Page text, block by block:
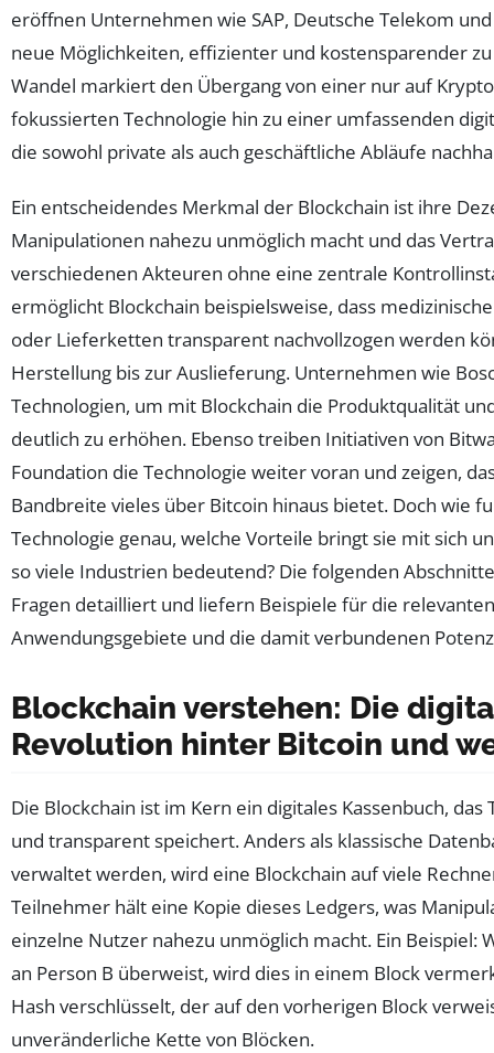
eröffnen Unternehmen wie SAP, Deutsche Telekom
neue Möglichkeiten, effizienter und kostensparender
Wandel markiert den Übergang von einer nur auf
fokussierten Technologie hin zu einer umfassenden
die sowohl private als auch geschäftliche Abläufe
Ein entscheidendes Merkmal der Blockchain ist ihre
Manipulationen nahezu unmöglich macht und das
verschiedenen Akteuren ohne eine zentrale
ermöglicht Blockchain beispielsweise, dass
oder Lieferketten transparent nachvollzogen werden
Herstellung bis zur Auslieferung. Unternehmen wie
Technologien, um mit Blockchain die Produktqualität
deutlich zu erhöhen. Ebenso treiben Initiativen von
Foundation die Technologie weiter voran und zeigen,
Bandbreite vieles über Bitcoin hinaus bietet. Doch wie
Technologie genau, welche Vorteile bringt sie mit sich
so viele Industrien bedeutend? Die folgenden
Fragen detailliert und liefern Beispiele für die relevanten
Anwendungsgebiete und die damit verbundenen
Blockchain verstehen: Die
Revolution hinter Bitcoin und
Die Blockchain ist im Kern ein digitales Kassenbuch,
und transparent speichert. Anders als klassische
verwaltet werden, wird eine Blockchain auf viele
Teilnehmer hält eine Kopie dieses Ledgers, was
einzelne Nutzer nahezu unmöglich macht. Ein Beispiel:
an Person B überweist, wird dies in einem Block
Hash verschlüsselt, der auf den vorherigen Block
unveränderliche Kette von Blöcken.